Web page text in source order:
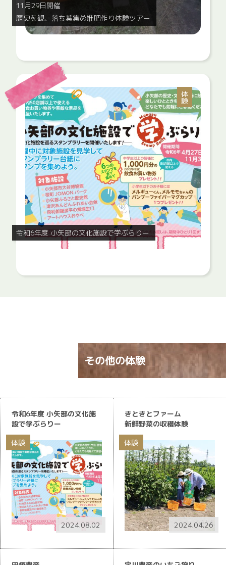
11月29日開催
歴史を観、落ち葉集め堆肥作り体験ツアー
令和6年度 小矢部の文化施設で学ぶらりー
体験
その他の体験
令和6年度 小矢部の文化施
設で学ぶらりー
体験
2024.08.02
きときとファーム
新鮮野菜の収穫体験
体験
2024.04.26